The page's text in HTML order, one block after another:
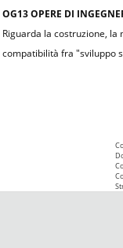
OG13OPERE DI
Riguarda la costruzione,
compatibilità fra "sviluppo